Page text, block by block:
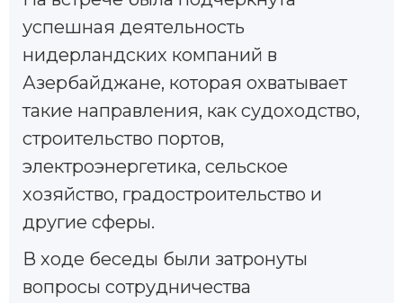
успешная деятельность
нидерландских компаний в
Азербайджане, которая охватывает
такие направления, как судоходство,
строительство портов,
электроэнергетика, сельское
хозяйство, градостроительство и
другие сферы.
В ходе беседы были затронуты
вопросы сотрудничества